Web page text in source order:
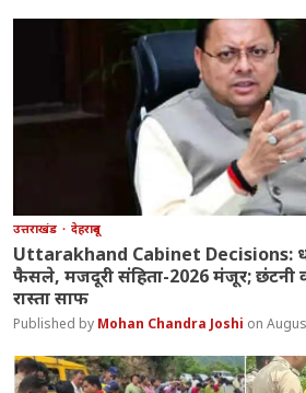
उत्तराखंड देहरादून
Uttarakhand Cabinet Decisions:
फैसले, मजदूरी संहिता-2026 मंजूर; छंटनी
रास्ता साफ
Mohan Chandra Joshi